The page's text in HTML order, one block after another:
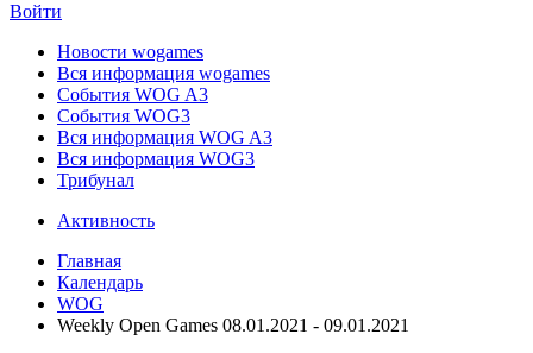
Войти
Новости wogames
Вся информация wogames
События WOG A3
События WOG3
Вся информация WOG A3
Вся информация WOG3
Трибунал
Активность
Главная
Календарь
WOG
Weekly Open Games 08.01.2021 - 09.01.2021